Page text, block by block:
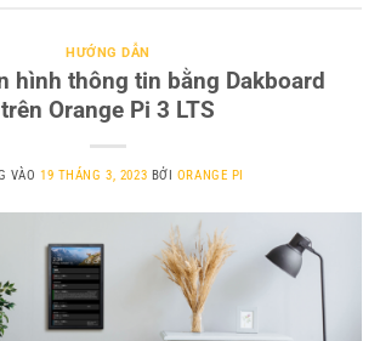
HƯỚNG DẪN
hình thông tin bằng Dakboard
trên Orange Pi 3 LTS
VÀO19 THÁNG 3, 2023 BỞI ORANGE PI